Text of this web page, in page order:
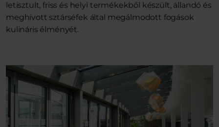
letisztult, friss és helyi termékekből készült, állandó és
meghívott sztárséfek által megálmodott fogások
kulináris élményét.